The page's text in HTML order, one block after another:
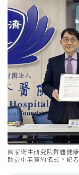
國家衛生研究院群體健
助益中老簽約儀式。記